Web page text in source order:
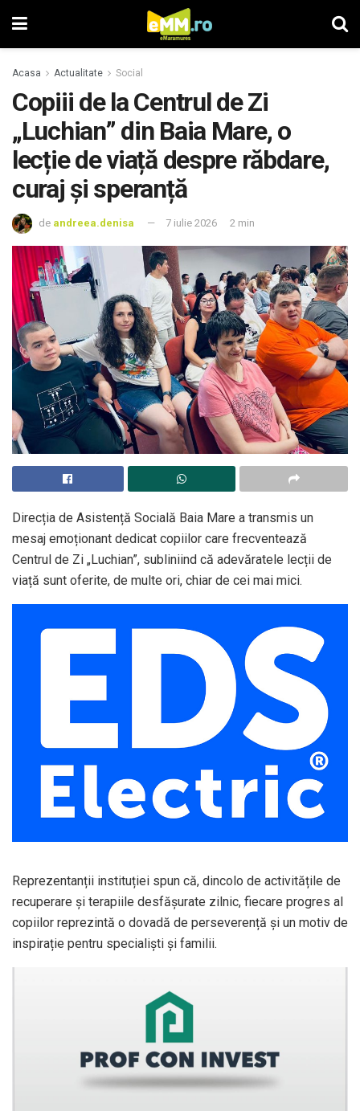
Acasa Actualitate Social
Copiii de la Centrul de Zi
„Luchian” din Baia Mare, o
lecție de viață despre răbdare,
curaj și speranță
de andreea.denisa 7 iulie 2026 2 min
Direcția de Asistență Socială Baia Mare a transmis un
mesaj emoționant dedicat copiilor care frecventează
Centrul de Zi „Luchian”, subliniind că adevăratele lecții de
viață sunt oferite, de multe ori, chiar de cei mai mici.
Reprezentanții instituției spun că, dincolo de activitățile de
recuperare și terapiile desfășurate zilnic, fiecare progres al
copiilor reprezintă o dovadă de perseverență și un motiv de
inspirație pentru specialiști și familii.